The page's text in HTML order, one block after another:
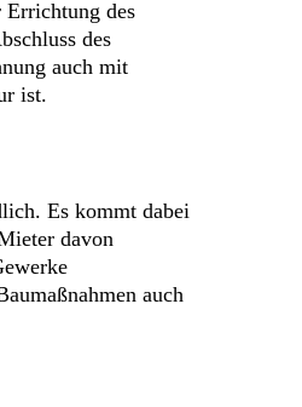
Errichtung des
des
auch mit
ist.
Es kommt dabei
davon
auch